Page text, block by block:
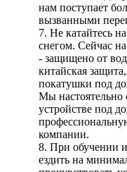
нам поступает
вызванными
7. Не катайтесь
снегом. Сейчас
- защищено от
китайская
покатушки под
Мы настоятельно
устройстве под
компании.
8. При обучении
ездить на